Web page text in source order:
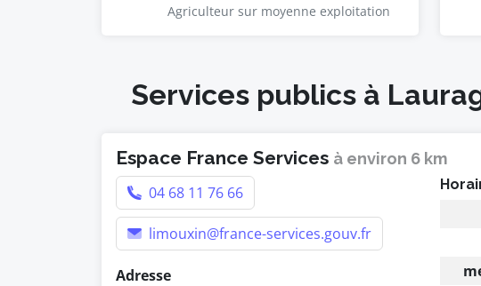
Agriculteur sur moyenne exploitation
Services publics à
Espace France Services à environ 6 km
04 68 11 76 66
limouxin@france-services.gouv.fr
Adresse